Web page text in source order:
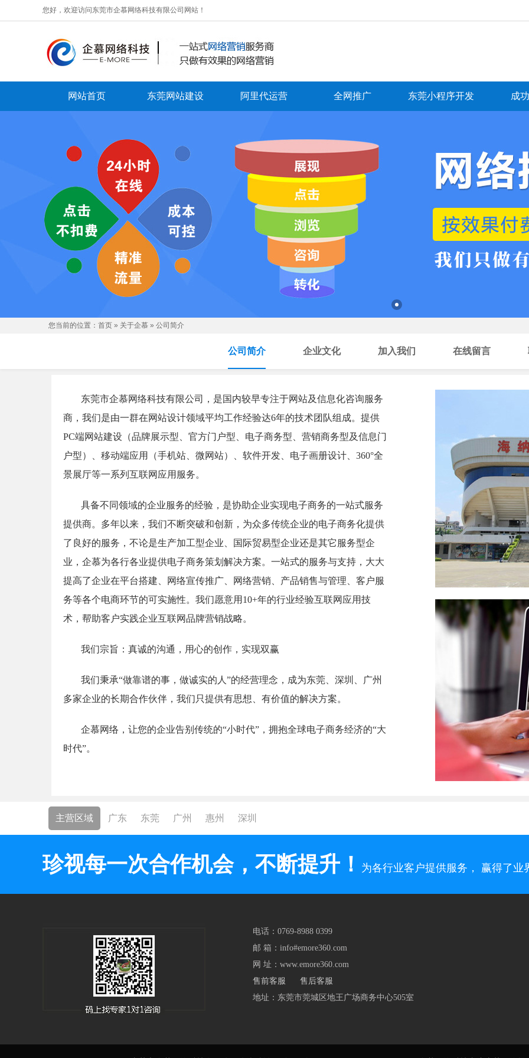
您好，欢迎访问东莞市企慕网络科技有限公司网站！
网站首页 东莞网站建设 阿里代运营 全网推广 东莞小程序开发 成
您当前的位置： 首页 » 关于企慕 » 公司简介
公司简介 企业文化 加入我们 在线留言
东莞市企慕网络科技有限公司，是国内较早专注于网站及信息化咨询服务
商，我们是由一群在网站设计领域平均工作经验达6年的技术团队组成。提供
PC端网站建设（品牌展示型、官方门户型、电子商务型、营销商务型及信息门
户型）、移动端应用（手机站、微网站）、软件开发、电子画册设计、360°全
景展厅等一系列互联网应用服务。
具备不同领域的企业服务的经验，是协助企业实现电子商务的一站式服务
提供商。多年以来，我们不断突破和创新，为众多传统企业的电子商务化提供
了良好的服务，不论是生产加工型企业、国际贸易型企业还是其它服务型企
业，企慕为各行各业提供电子商务策划解决方案。一站式的服务与支持，大大
提高了企业在平台搭建、网络宣传推广、网络营销、产品销售与管理、客户服
务等各个电商环节的可实施性。我们愿意用10+年的行业经验互联网应用技
术，帮助客户实践企业互联网品牌营销战略。
我们宗旨：真诚的沟通，用心的创作，实现双赢
我们秉承“做靠谱的事，做诚实的人”的经营理念，成为东莞、深圳、广州
多家企业的长期合作伙伴，我们只提供有思想、有价值的解决方案。
企慕网络，让您的企业告别传统的“小时代”，拥抱全球电子商务经济的“大
时代”。
主营区域 广东 东莞 广州 惠州 深圳
珍视每一次合作机会，不断提升！ 为各行业客户提供服务， 赢得了
电话：0769-8988 0399
邮 箱：info#emore360.com
网 址：www.emore360.com
售前客服
售后客服
地址：东莞市莞城区地王广场商务中心505室